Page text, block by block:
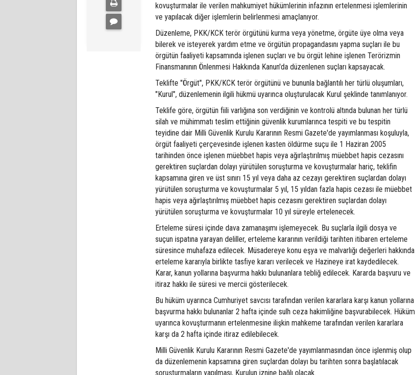
kovuşturmalar ile verilen mahkumiyet hükümlerinin infazının ertelenmesi işlemlerinin
ve yapılacak diğer işlemlerin belirlenmesi amaçlanıyor.
Düzenleme, PKK/KCK terör örgütünü kurma veya yönetme, örgüte üye olma veya
bilerek ve isteyerek yardım etme ve örgütün propagandasını yapma suçları ile bu
örgütün faaliyeti kapsamında işlenen suçları ve bu örgüt lehine işlenen Terörizmin
Finansmanının Önlenmesi Hakkında Kanun'da düzenlenen suçları kapsayacak.
Teklifte "Örgüt", PKK/KCK terör örgütünü ve bununla bağlantılı her türlü oluşumları,
"Kurul", düzenlemenin ilgili hükmü uyarınca oluşturulacak Kurul şeklinde tanımlanıyor.
Teklife göre, örgütün fiili varlığına son verdiğinin ve kontrolü altında bulunan her türlü
silah ve mühimmatı teslim ettiğinin güvenlik kurumlarınca tespiti ve bu tespitin
teyidine dair Milli Güvenlik Kurulu Kararının Resmi Gazete'de yayımlanması koşuluyla,
örgüt faaliyeti çerçevesinde işlenen kasten öldürme suçu ile 1 Haziran 2005
tarihinden önce işlenen müebbet hapis veya ağırlaştırılmış müebbet hapis cezasını
gerektiren suçlardan dolayı yürütülen soruşturma ve kovuşturmalar hariç, teklifin
kapsamına giren ve üst sınırı 15 yıl veya daha az cezayı gerektiren suçlardan dolayı
yürütülen soruşturma ve kovuşturmalar 5 yıl, 15 yıldan fazla hapis cezası ile müebbet
hapis veya ağırlaştırılmış müebbet hapis cezasını gerektiren suçlardan dolayı
yürütülen soruşturma ve kovuşturmalar 10 yıl süreyle ertelenecek.
Erteleme süresi içinde dava zamanaşımı işlemeyecek. Bu suçlarla ilgili dosya ve
suçun ispatına yarayan deliller, erteleme kararının verildiği tarihten itibaren erteleme
süresince muhafaza edilecek. Müsadereye konu eşya ve malvarlığı değerleri hakkında
erteleme kararıyla birlikte tasfiye kararı verilecek ve Hazineye irat kaydedilecek.
Karar, kanun yollarına başvurma hakkı bulunanlara tebliğ edilecek. Kararda başvuru ve
itiraz hakkı ile süresi ve mercii gösterilecek.
Bu hüküm uyarınca Cumhuriyet savcısı tarafından verilen kararlara karşı kanun yollarına
başvurma hakkı bulunanlar 2 hafta içinde sulh ceza hakimliğine başvurabilecek. Hüküm
uyarınca kovuşturmanın ertelenmesine ilişkin mahkeme tarafından verilen kararlara
karşı da 2 hafta içinde itiraz edilebilecek.
Milli Güvenlik Kurulu Kararının Resmi Gazete'de yayımlanmasından önce işlenmiş olup
da düzenlemenin kapsamına giren suçlardan dolayı bu tarihten sonra başlatılacak
soruşturmaların yapılması, Kurulun iznine bağlı olacak.